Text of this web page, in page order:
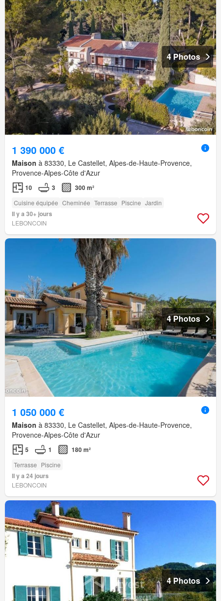
4 Photos
1 390 000 €
Maison à 83330, Le Castellet, Alpes-de-Haute-Provence,
Provence-Alpes-Côte d'Azur
10 3 300 m²
Cuisine équipée Cheminée Terrasse Piscine Jardin
Il y a 30+ jours
LEBONCOIN
4 Photos
1 050 000 €
Maison à 83330, Le Castellet, Alpes-de-Haute-Provence,
Provence-Alpes-Côte d'Azur
5 1 180 m²
Terrasse Piscine
Il y a 24 jours
LEBONCOIN
4 Photos